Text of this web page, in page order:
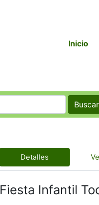
Inicio
Buscar
Detalles
Fiesta Infantil